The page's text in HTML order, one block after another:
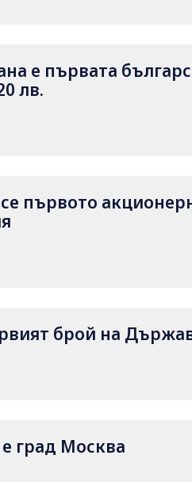
е първата
лв.
се първото
брой на
е град Москва